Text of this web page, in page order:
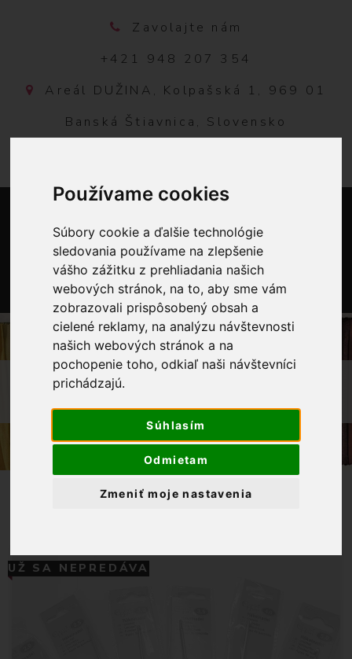
Používame cookies
Súbory cookie a ďalšie technológie
sledovania používame na zlepšenie
vášho zážitku z prehliadania našich
webových stránok, na to, aby sme vám
zobrazovali prispôsobený obsah a
cielené reklamy, na analýzu návštevnosti
našich webových stránok a na
pochopenie toho, odkiaľ naši návštevníci
prichádzajú.
Súhlasím
Odmietam
Zmeniť moje nastavenia
Zavolajte nám
+421 948 207 354
Areál DUŽINA, Kolpašská 1, 969 01
Banská Štiavnica, Slovensko
OBCHOD
HÁČIK PLETACÍ S RÚČKOU 3,0 MM
UŽ SA NEPREDÁVA